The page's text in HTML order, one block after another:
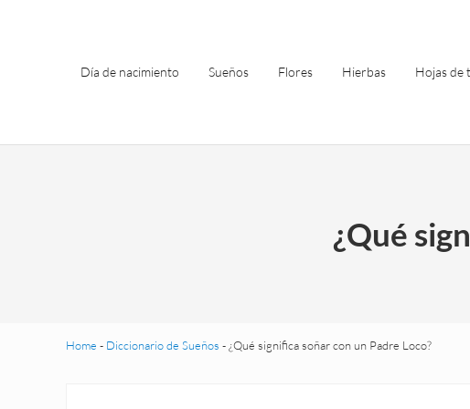
Día de nacimiento Sueños Flores Hierbas Hojas de
¿Qué
Home - Diccionario de Sueños - ¿Qué significa soñar con un Padre Loco?